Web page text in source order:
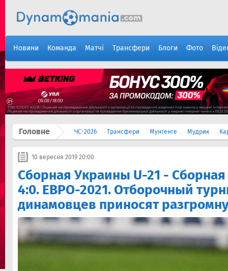
Новини Команда Матчі Трансфери Блоги Фото
Головне ЧС-2026 Трансфери Мунгенге Мудрик
10 вересня 2019 20:00
Сборная Украины U-21 -
4:0. ЕВРО-2021. Отборочный
динамовцев приносят